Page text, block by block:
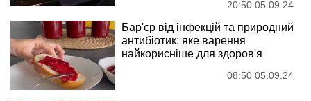
20:50 05.09.24
Бар'єр від інфекцій та природний
антибіотик: яке варення
найкорисніше для здоров'я
08:50 05.09.24